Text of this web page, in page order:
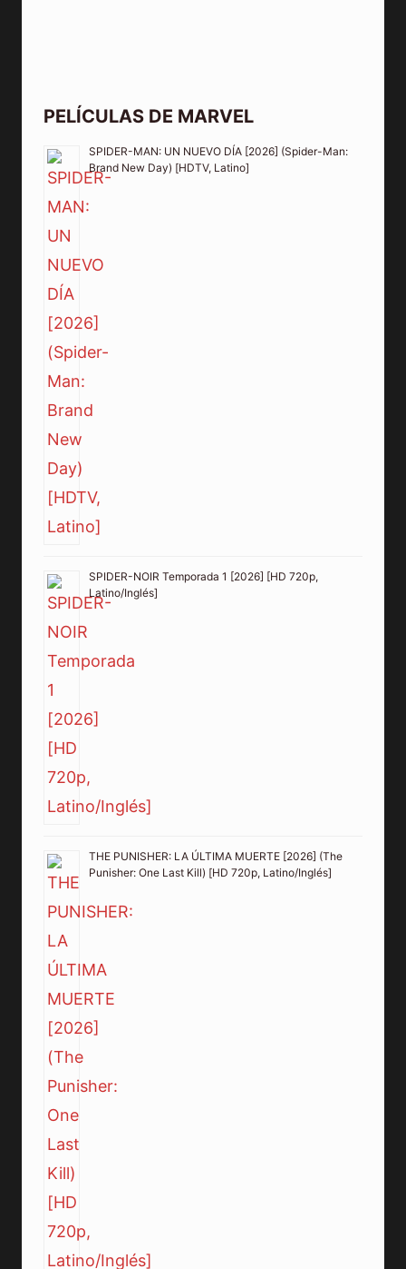
PELÍCULAS DE MARVEL
SPIDER-MAN: UN NUEVO DÍA [2026] (Spider-Man:
Brand New Day) [HDTV, Latino]
SPIDER-NOIR Temporada 1 [2026] [HD 720p,
Latino/Inglés]
THE PUNISHER: LA ÚLTIMA MUERTE [2026] (The
Punisher: One Last Kill) [HD 720p, Latino/Inglés]